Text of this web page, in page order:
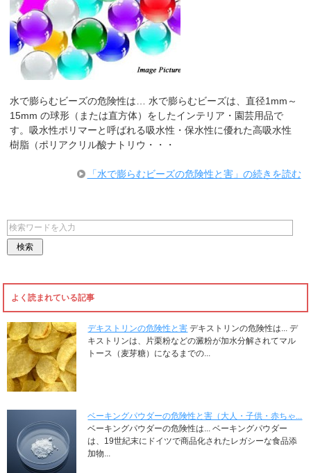
水で膨らむビーズの危険性は… 水で膨らむビーズは、直径1mm～
15mm の球形（または直方体）をしたインテリア・園芸用品で
す。吸水性ポリマーと呼ばれる吸水性・保水性に優れた高吸水性
樹脂（ポリアクリル酸ナトリウ・・・
「水で膨らむビーズの危険性と害」の続きを読む
よく読まれている記事
デキストリンの危険性と害 デキストリンの危険性は... デ
キストリンは、片栗粉などの澱粉が加水分解されてマル
トース（麦芽糖）になるまでの...
ベーキングパウダーの危険性と害（大人・子供・赤ちゃ...
ベーキングパウダーの危険性は... ベーキングパウダー
は、19世紀末にドイツで商品化されたレガシーな食品添
加物...